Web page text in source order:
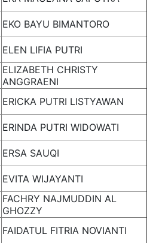
EKO BAYU BIMANTORO
ELEN LIFIA PUTRI
ELIZABETH CHRISTY
ANGGRAENI
ERICKA PUTRI LISTYAWAN
ERINDA PUTRI WIDOWATI
ERSA SAUQI
EVITA WIJAYANTI
FACHRY NAJMUDDIN AL
GHOZZY
FAIDATUL FITRIA NOVIANTI